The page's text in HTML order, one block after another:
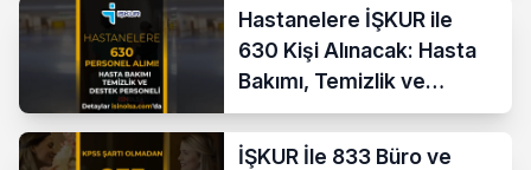
Hastanelere İŞKUR ile
630 Kişi Alınacak: Hasta
Bakımı, Temizlik ve
Destek Personeli
İŞKUR İle 833 Büro ve